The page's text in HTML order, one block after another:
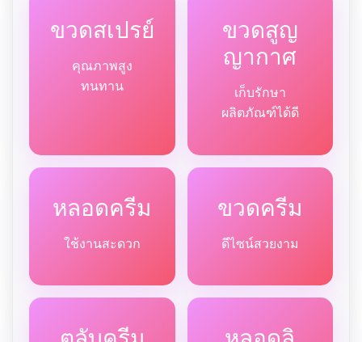
ขวดสเปรย์
คุณภาพสูง
ทนทาน
ขวดสูญ
ญากาศ
เก็บรักษา
ผลิตภัณฑ์ได้ดี
หลอดครีม
ใช้งานสะดวก
ขวดครีม
ดีไซน์สวยงาม